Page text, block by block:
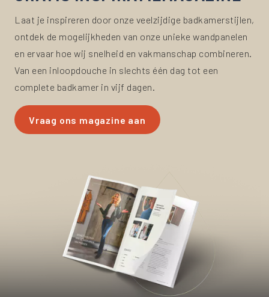
Laat je inspireren door onze veelzijdige badkamerstijlen,
ontdek de mogelijkheden van onze unieke wandpanelen
en ervaar hoe wij snelheid en vakmanschap combineren.
Van een inloopdouche in slechts één dag tot een
complete badkamer in vijf dagen.
Vraag ons magazine aan